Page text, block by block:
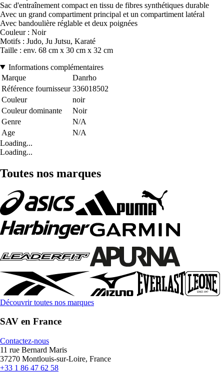
Sac d'entraînement compact en tissu de fibres synthétiques durable
Avec un grand compartiment principal et un compartiment latéral
Avec bandoulière réglable et deux poignées
Couleur : Noir
Motifs : Judo, Ju Jutsu, Karaté
Taille : env. 68 cm x 30 cm x 32 cm
Informations complémentaires
Marque
Danrho
Référence fournisseur 336018502
Couleur
noir
Couleur dominante
Noir
Genre
N/A
Age
N/A
Loading...
Loading...
Toutes nos marques
Découvrir toutes nos marques
SAV en France
Contactez-nous
11 rue Bernard Maris
37270 Montlouis-sur-Loire, France
+33 1 86 47 62 58